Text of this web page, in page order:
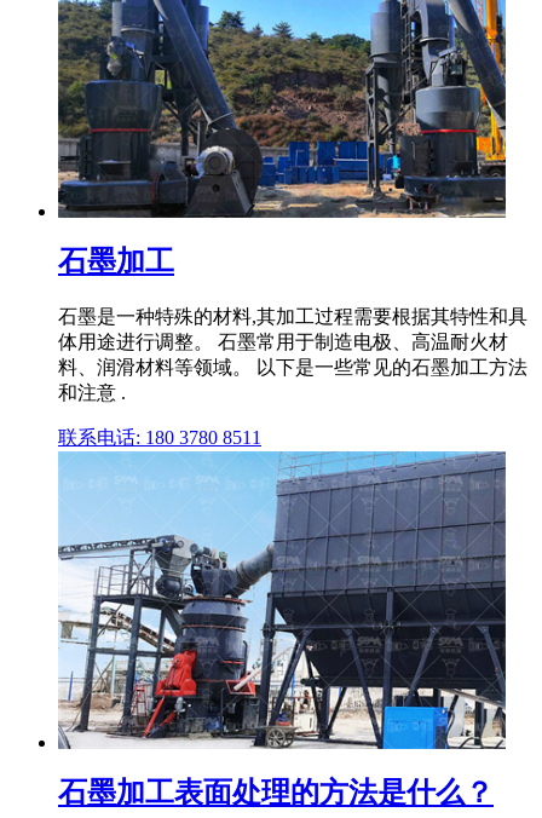
石墨加工
石墨是一种特殊的材料,其加工过程需要根据其特性和具
体用途进行调整。 石墨常用于制造电极、高温耐火材
料、润滑材料等领域。 以下是一些常见的石墨加工方法
和注意 .
联系电话: 180 3780 8511
石墨加工表面处理的方法是什么？